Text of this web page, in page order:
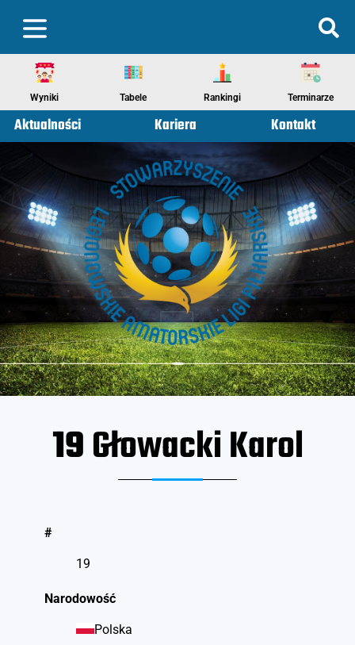
Wyniki Tabele Rankingi Terminarze
Aktualności Kariera Kontakt
19Głowacki Karol
#
19
Narodowość
Polska